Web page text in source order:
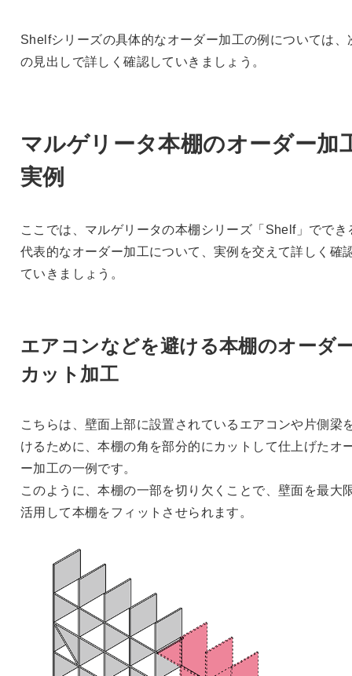
Shelfシリーズの具体的なオーダー加工の例については、
の見出しで詳しく確認していきましょう。
マルゲリータ本棚のオーダー加
実例
ここでは、マルゲリータの本棚シリーズ「Shelf」ででき
代表的なオーダー加工について、実例を交えて詳しく確
ていきましょう。
エアコンなどを避ける本棚のオーダ
カット加工
こちらは、壁面上部に設置されているエアコンや片側梁
けるために、本棚の角を部分的にカットして仕上げたオ
ー加工の一例です。
このように、本棚の一部を切り欠くことで、壁面を最大
活用して本棚をフィットさせられます。